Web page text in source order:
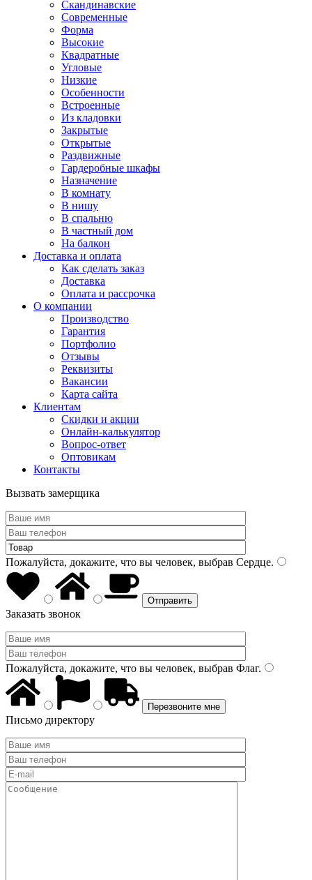
Скандинавские
Современные
Форма
Высокие
Квадратные
Угловые
Низкие
Особенности
Встроенные
Из кладовки
Закрытые
Открытые
Раздвижные
Гардеробные шкафы
Назначение
В комнату
В нишу
В спальню
В частный дом
На балкон
Доставка и оплата
Как сделать заказ
Доставка
Оплата и рассрочка
О компании
Производство
Гарантия
Портфолио
Отзывы
Реквизиты
Вакансии
Карта сайта
Клиентам
Скидки и акции
Онлайн-калькулятор
Вопрос-ответ
Оптовикам
Контакты
Вызвать замерщика
Пожалуйста, докажите, что вы человек, выбрав Сердце.
Заказать звонок
Пожалуйста, докажите, что вы человек, выбрав Флаг.
Письмо директору